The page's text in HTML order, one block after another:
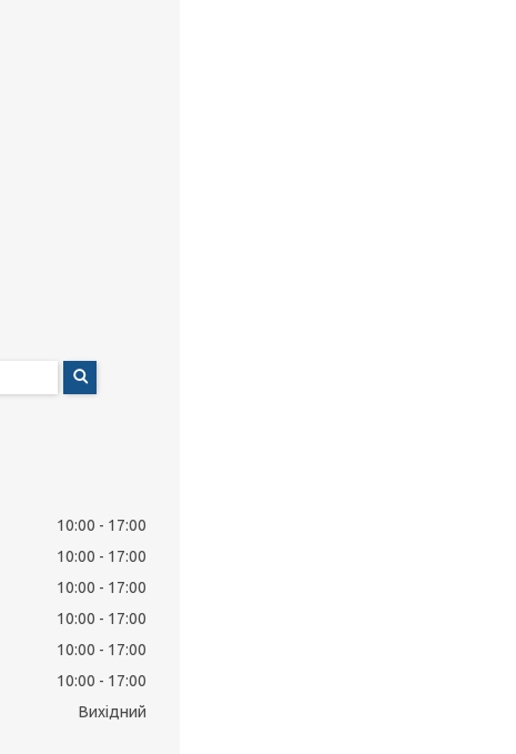
10:00
17:00
10:00
17:00
10:00
17:00
10:00
17:00
10:00
17:00
10:00
17:00
Вихідний